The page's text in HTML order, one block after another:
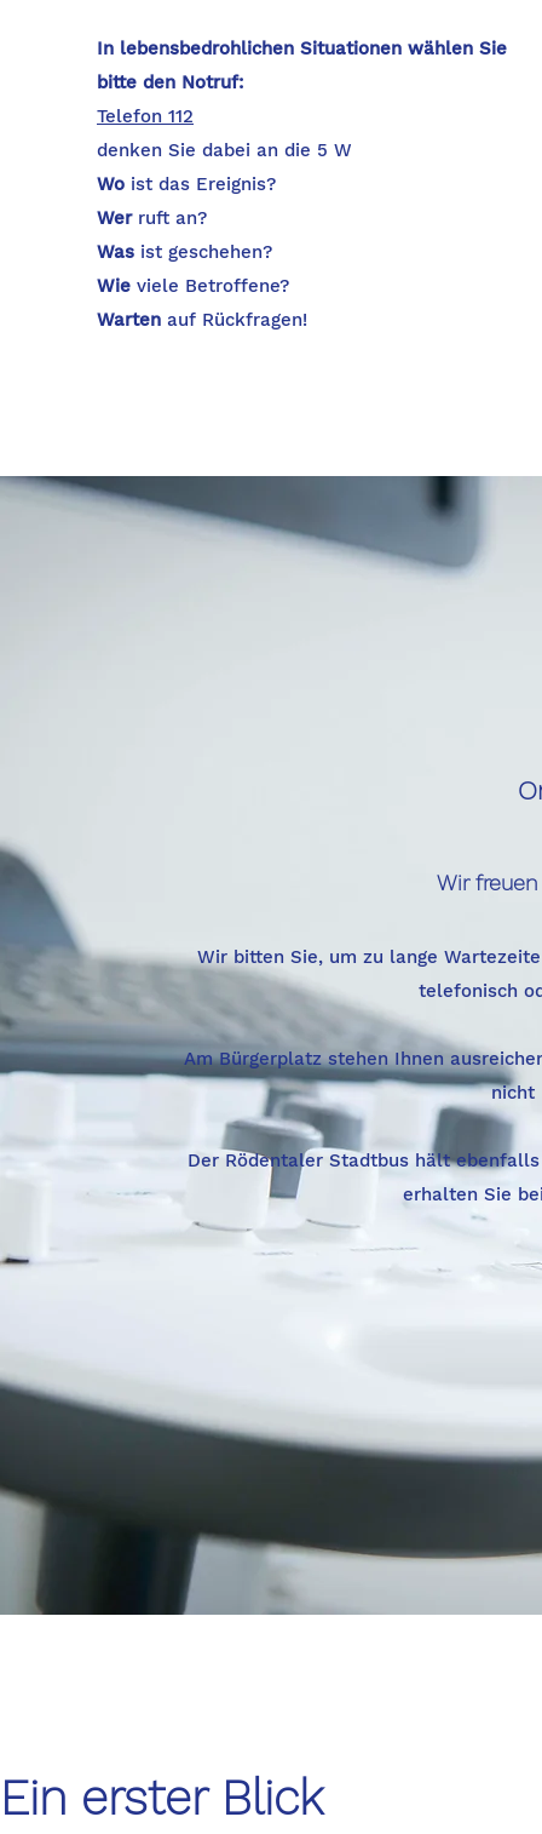
In lebensbedrohlichen Situationen wählen Sie
bitte den Notruf:
Telefon 112
denken Sie dabei an die 5 W
Wo ist das Ereignis?
Werruft an?
Was ist geschehen?
Wie viele Betroffene?
Warten auf Rückfragen!
Wir freuen
Wir bitten Sie, um zu lange
telefonisch
Am Bürgerplatz stehen Ihnen
nicht
Der Rödentaler Stadtbus hält
erhalten Sie
Ein erster Blick